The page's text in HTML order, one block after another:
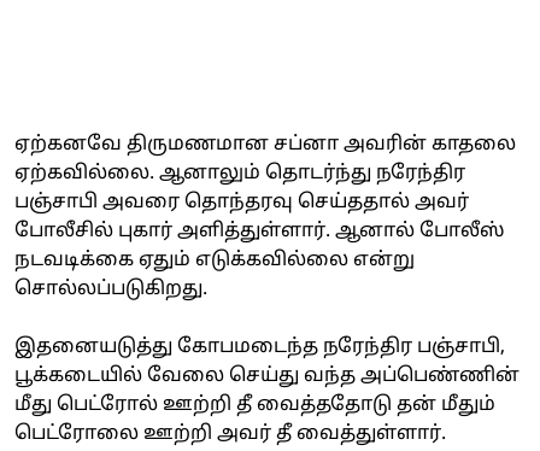
ஏற்கனவே திருமணமான சப்னா அவரின் காதலை
ஏற்கவில்லை. ஆனாலும் தொடர்ந்து நரேந்திர
பஞ்சாபி அவரை தொந்தரவு செய்ததால் அவர்
போலீசில் புகார் அளித்துள்ளார். ஆனால் போலீஸ்
நடவடிக்கை ஏதும் எடுக்கவில்லை என்று
சொல்லப்படுகிறது.
இதனையடுத்து கோபமடைந்த நரேந்திர பஞ்சாபி,
பூக்கடையில் வேலை செய்து வந்த அப்பெண்ணின்
மீது பெட்ரோல் ஊற்றி தீ வைத்ததோடு தன் மீதும்
பெட்ரோலை ஊற்றி அவர் தீ வைத்துள்ளார்.